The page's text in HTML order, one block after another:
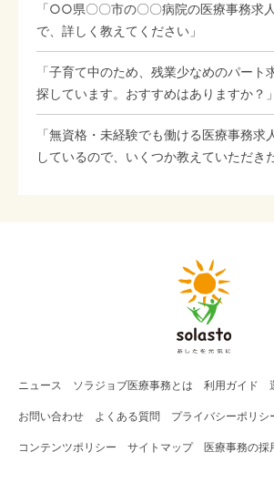
「○○県〇〇市の〇〇病院の医療事務求
で、詳しく教えてください」
「子育て中のため、残業少なめのパート
探しています。おすすめはありますか？」
「無資格・未経験でも働ける医療事務求
しているので、いくつか教えていただき
ニュース ソラジョブ医療事務 とは 利用ガイド
お問い合わせ よくある質問 プライバシーポリシ
コンテンツポリシー サイトマップ 医療事務の採